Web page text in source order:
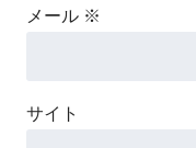
メール ※
サイト